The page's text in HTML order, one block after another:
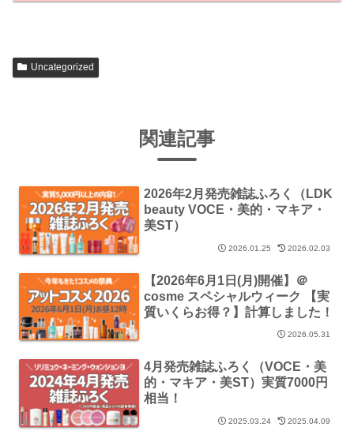
Uncategorized
関連記事
2026年2月発売雑誌ふろく（LDK
beauty VOCE・美的・マキア・
美ST）
2026.01.25 2026.02.03
【2026年6月1日(月)開催】＠
cosme スペシャルウィーク 【実
質いくらお得？】計算しました！
2026.05.31
4月発売雑誌ふろく（VOCE・美
的・マキア・美ST）実質7000円
相当！
2025.03.24 2025.04.09